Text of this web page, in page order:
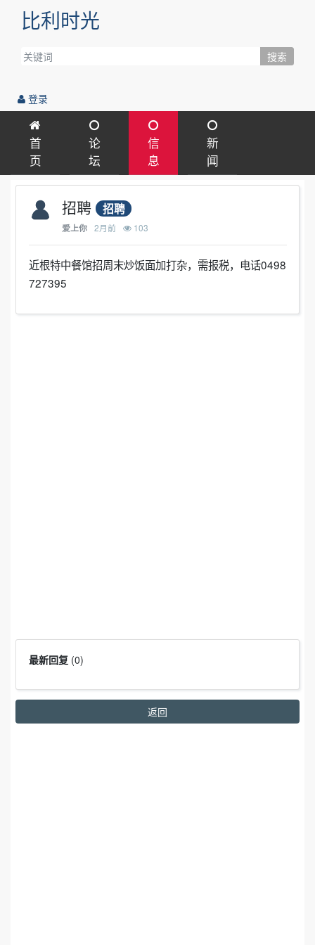
比利时光
搜索
登录
首
页
论
坛
信
息
新
闻
招聘 招聘
爱上你 2月前 103
近根特中餐馆招周末炒饭面加打杂，需报税，电话0498
727395
最新回复(0)
返回